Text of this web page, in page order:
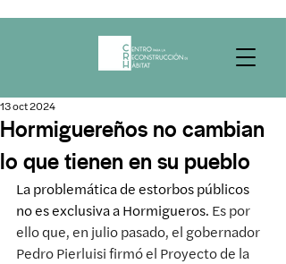
Hormiguereños no cambian
lo que tienen en su pueblo
13 oct 2024
La problemática de estorbos públicos
no es exclusiva a Hormigueros. Es por
ello que, en julio pasado, el gobernador
Pedro Pierluisi firmó el Proyecto de la